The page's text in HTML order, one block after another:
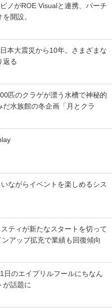
ノがROE Visualと連携、バーチ
開設。
本大震災から10年。さまざまな
返る
匹のクラゲが漂う水槽で神秘的
だ水族館の冬企画「月とクラ
ながらイベントを楽しめるシス
ティが新たなスタートを切って
アップ拡充で業績も回復傾向
日のエイプリルフールにちなん
が話題に